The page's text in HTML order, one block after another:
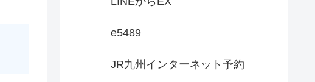
e5489
JR九州インターネット予約